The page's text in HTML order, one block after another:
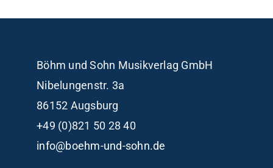
Böhm und Sohn Musikverlag GmbH
Nibelungenstr. 3a
86152 Augsburg
+49 (0)821 50 28 40
info@boehm-und-sohn.de